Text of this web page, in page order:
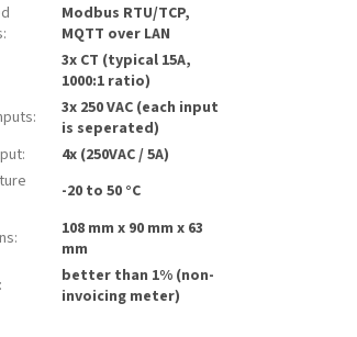
:
Modbus RTU/TCP,
MQTT over LAN
3x CT (typical 15A,
1000:1 ratio)
:
3x 250 VAC (each input
is seperated)
:
4x (250VAC / 5A)
-20 to 50 °C
:
108 mm x 90 mm x 63
mm
:
better than 1% (non-
invoicing meter)